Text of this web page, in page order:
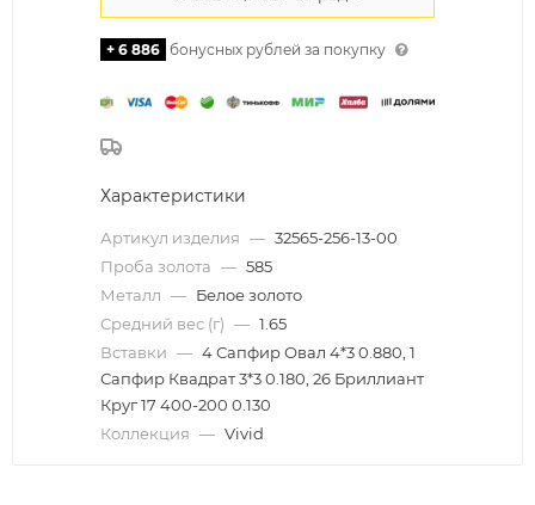
+ 6 886 бонусных рублей за покупку
Характеристики
Артикул изделия — 32565-256-13-00
Проба золота — 585
Металл — Белое золото
Средний вес (г) — 1.65
Вставки — 4 Сапфир Овал 4*3 0.880, 1
Сапфир Квадрат 3*3 0.180, 26 Бриллиант
Круг 17 400-200 0.130
Коллекция — Vivid